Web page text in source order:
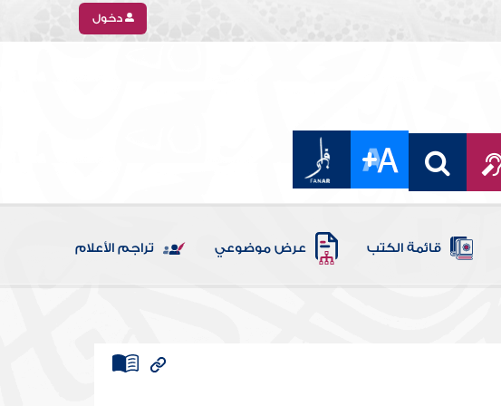
دخول
قائمة الكتب عرض موضوعي تراجم الأعلام